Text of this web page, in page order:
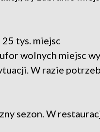
tys. miejsc
wolnych miejsc
W razie
sezon. W